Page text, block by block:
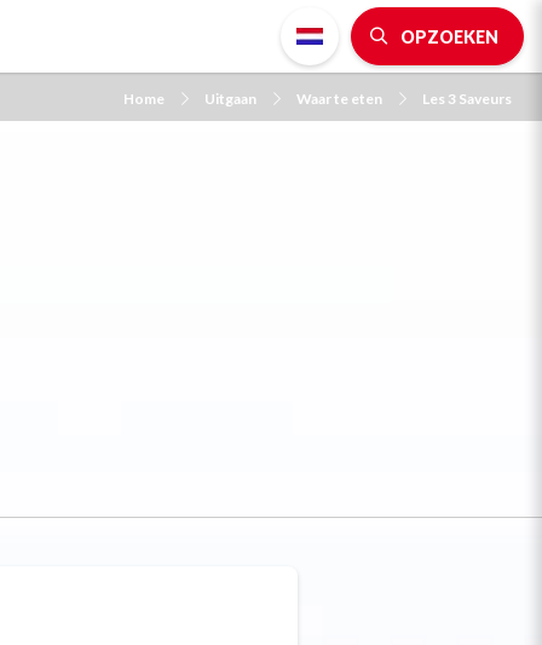
OPZOEKEN
Home Uitgaan Waar te eten Les 3 Saveurs